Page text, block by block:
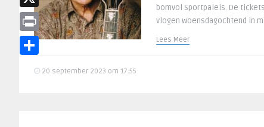
bomvol Sportpaleis. De
vlogen woensdagochtend in
Lees Meer
20 september 2023 om 17:55
X
Print